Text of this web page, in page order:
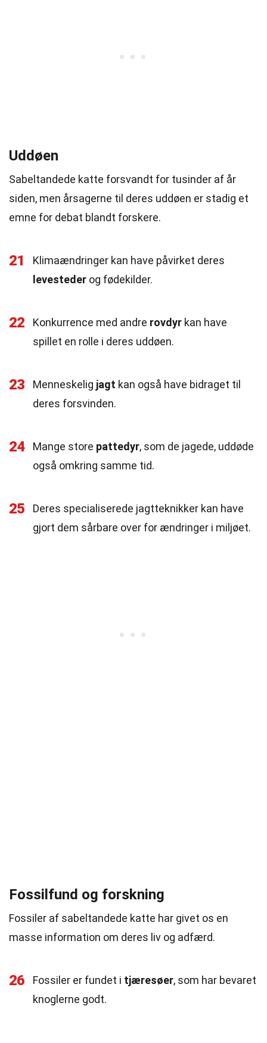
Uddøen
Sabeltandede katte forsvandt for tusinder af år
siden, men årsagerne til deres uddøen er stadig et
emne for debat blandt forskere.
21
Klimaændringer kan have påvirket deres
levesteder og fødekilder.
22 Konkurrence med andre rovdyr kan have
spillet en rolle i deres uddøen.
23 Menneskelig jagt kan også have bidraget til
deres forsvinden.
24 Mange store pattedyr, som de jagede, uddøde
også omkring samme tid.
25
Deres specialiserede jagtteknikker kan have
gjort dem sårbare over for ændringer i miljøet.
Fossilfund og forskning
Fossiler af sabeltandede katte har givet os en
masse information om deres liv og adfærd.
26 Fossiler er fundet i tjæresøer, som har bevaret
knoglerne godt.